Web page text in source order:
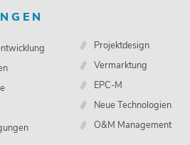
Projektdesign
Vermarktung
EPC-M
Neue Technologien
O&M Management